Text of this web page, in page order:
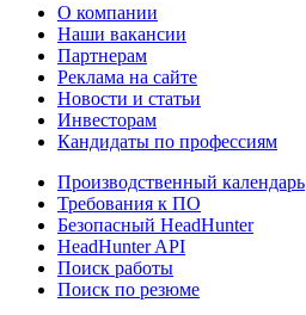
О компании
Наши вакансии
Партнерам
Реклама на сайте
Новости и статьи
Инвесторам
Кандидаты по профессиям
Производственный календарь
Требования к ПО
Безопасный HeadHunter
HeadHunter API
Поиск работы
Поиск по резюме